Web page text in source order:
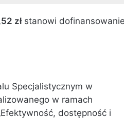
złstanowi
Specjalistycznym w
w ramach
dostępność i